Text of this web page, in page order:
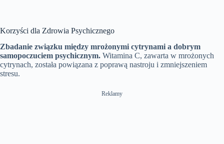
Korzyści dla Zdrowia Psychicznego
Zbadanie związku między mrożonymi cytrynami a dobrym
samopoczuciem psychicznym. Witamina C, zawarta w mrożonych
cytrynach, została powiązana z poprawą nastroju i zmniejszeniem
stresu.
Reklamy